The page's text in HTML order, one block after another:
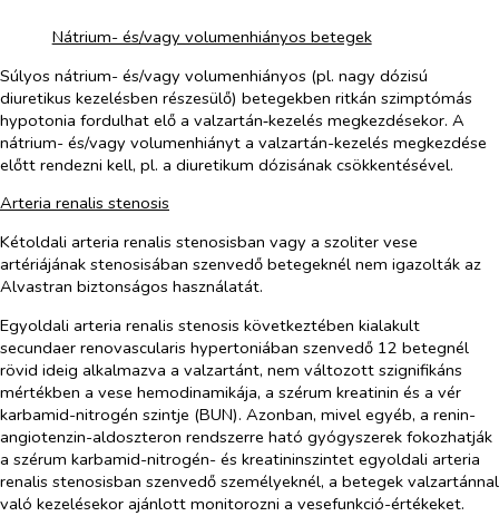
Nátrium- és/vagy volumenhiányos betegek
Súlyos nátrium- és/vagy volumenhiányos (pl. nagy dózisú
diuretikus kezelésben részesülő) betegekben ritkán szimptómás
hypotonia fordulhat elő a valzartán‑kezelés megkezdésekor. A
nátrium- és/vagy volumenhiányt a valzartán-kezelés megkezdése
előtt rendezni kell, pl. a diuretikum dózisának csökkentésével.
Arteria renalis stenosis
Kétoldali arteria renalis stenosisban vagy a szoliter vese
artériájának stenosisában szenvedő betegeknél nem igazolták az
Alvastran biztonságos használatát.
Egyoldali arteria renalis stenosis következtében kialakult
secundaer renovascularis hypertoniában szenvedő 12 betegnél
rövid ideig alkalmazva a valzartánt, nem változott szignifikáns
mértékben a vese hemodinamikája, a szérum kreatinin és a vér
karbamid-nitrogén szintje (BUN). Azonban, mivel egyéb, a renin-
angiotenzin-aldoszteron rendszerre ható gyógyszerek fokozhatják
a szérum karbamid-nitrogén- és kreatininszintet egyoldali arteria
renalis stenosisban szenvedő személyeknél, a betegek valzartánnal
való kezelésekor ajánlott monitorozni a vesefunkció-értékeket.